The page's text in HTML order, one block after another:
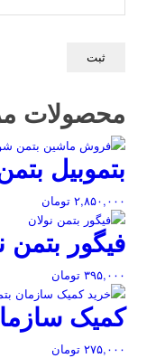
محصولات
بتموبیل
۲,۸۵۰,۰۰۰ تومان
فیگور بتمن
۳۹۵,۰۰۰ تومان
کمیک
۲۷۵,۰۰۰ تومان